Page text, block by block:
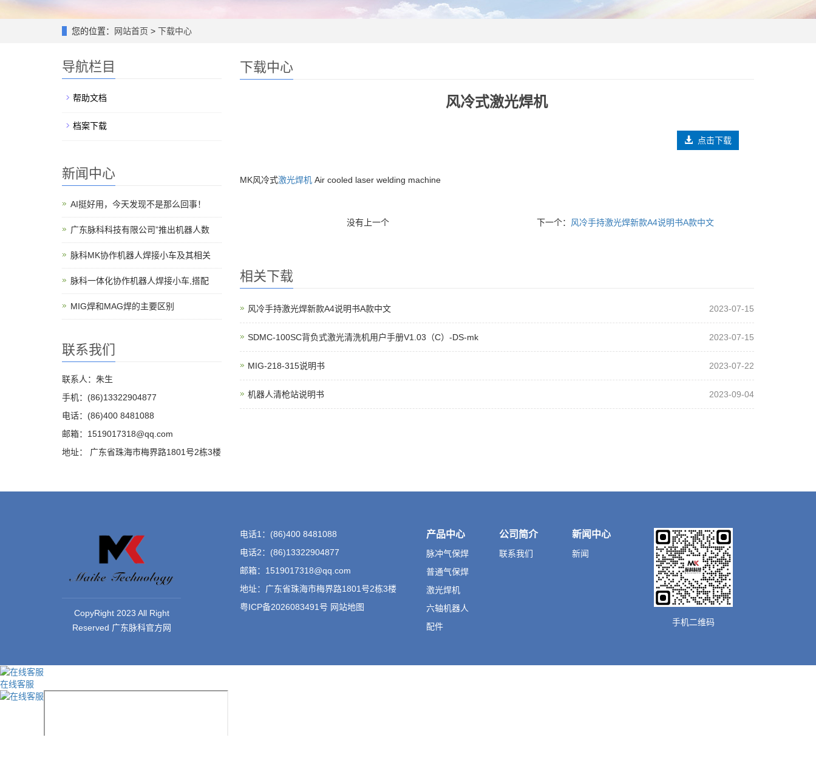
您的位置： 网站首页 > 下载中心
下载中心
风冷式激光焊机
点击下载
MK风冷式激光焊机Air cooled laser welding machine
没有上一个 下一个： 风冷手持激光焊新款A4说明书A款中文
相关下载
风冷手持激光焊新款A4说明书A款中文 2023-07-15
SDMC-100SC背负式激光清洗机用户手册V1.03（C）-DS-mk 2023-07-15
MIG-218-315说明书 2023-07-22
机器人清枪站说明书 2023-09-04
导航栏目
帮助文档
档案下载
新闻中心
AI挺好用，今天发现不是那么回事！
广东脉科科技有限公司”推出机器人数
脉科MK协作机器人焊接小车及其相关
脉科一体化协作机器人焊接小车,搭配
‌MIG焊和MAG焊的主要区别
联系我们
联系人：朱生
手机：(86)13322904877
电话：(86)400 8481088
邮箱：1519017318@qq.com
地址： 广东省珠海市梅界路1801号2栋3楼
CopyRight 2023 All Right
Reserved 广东脉科官方网
电话1：(86)400 8481088
电话2：(86)13322904877
邮箱：1519017318@qq.com
地址：广东省珠海市梅界路1801号2栋3楼
粤ICP备2026083491号 网站地图
产品中心
脉冲气保焊
普通气保焊
激光焊机
六轴机器人
配件
公司简介
联系我们
新闻中心
新闻
手机二维码
在线客服